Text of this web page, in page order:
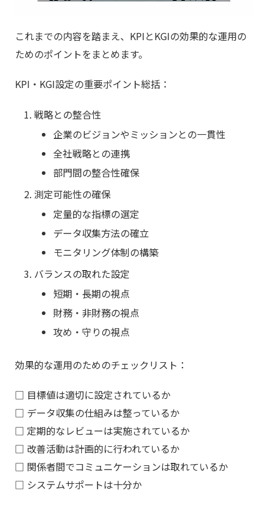
これまでの内容を踏まえ、KPIとKGIの効果的な運用の
ためのポイントをまとめます。
KPI・KGI設定の重要ポイント総括：
戦略との整合性
企業のビジョンやミッションとの一貫性
全社戦略との連携
部門間の整合性確保
測定可能性の確保
定量的な指標の選定
データ収集方法の確立
モニタリング体制の構築
バランスの取れた設定
短期・長期の視点
財務・非財務の視点
攻め・守りの視点
効果的な運用のためのチェックリスト：
□ 目標値は適切に設定されているか
□ データ収集の仕組みは整っているか
□ 定期的なレビューは実施されているか
□ 改善活動は計画的に行われているか
□ 関係者間でコミュニケーションは取れているか
□ システムサポートは十分か